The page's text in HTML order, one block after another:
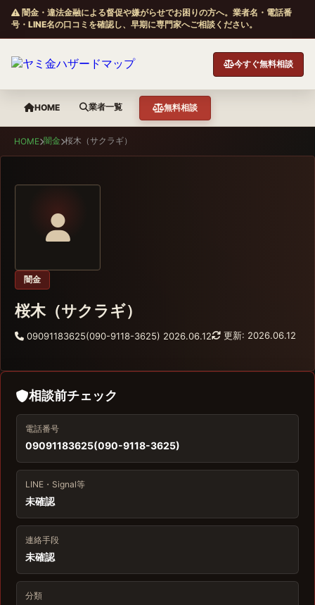
闇金・違法金融による督促や嫌がらせでお困りの方へ。業者名・電話番
号・LINE名の口コミを確認し、早期に専門家へご相談ください。
今すぐ無料相談
HOME 業者一覧 無料相談
HOME 闇金 桜木（サクラギ）
闇金
桜木（サクラギ）
09091183625(090-9118-3625) 2026.06.12 更新: 2026.06.12
相談前チェック
電話番号
09091183625(090-9118-3625)
LINE・Signal等
未確認
連絡手段
未確認
分類